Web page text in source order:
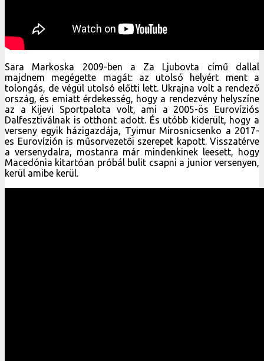
Sara Markoska 2009-ben a Za Ljubovta című dallal
majdnem megégette magát: az utolsó helyért ment a
tolongás, de végül utolsó előtti lett. Ukrajna volt a rendező
ország, és emiatt érdekesség, hogy a rendezvény helyszíne
az a Kijevi Sportpalota volt, ami a 2005-ös Eurovíziós
Dalfesztiválnak is otthont adott. És utóbb kiderült, hogy a
verseny egyik házigazdája, Tyimur Mirosnicsenko a 2017-
es Eurovízión is műsorvezetői szerepet kapott. Visszatérve
a versenydalra, mostanra már mindenkinek leesett, hogy
Macedónia kitartóan próbál bulit csapni a junior versenyen,
kerül amibe kerül.